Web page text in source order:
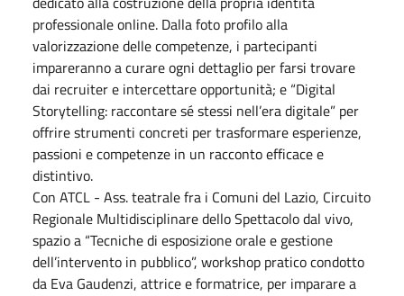
professionale online. Dalla foto profilo alla
valorizzazione delle competenze, i partecipanti
impareranno a curare ogni dettaglio per farsi trovare
dai recruiter e intercettare opportunità; e “Digital
Storytelling: raccontare sé stessi nell’era digitale” per
offrire strumenti concreti per trasformare esperienze,
passioni e competenze in un racconto efficace e
distintivo.
Con ATCL - Ass. teatrale fra i Comuni del Lazio, Circuito
Regionale Multidisciplinare dello Spettacolo dal vivo,
spazio a “Tecniche di esposizione orale e gestione
dell’intervento in pubblico”, workshop pratico condotto
da Eva Gaudenzi, attrice e formatrice, per imparare a